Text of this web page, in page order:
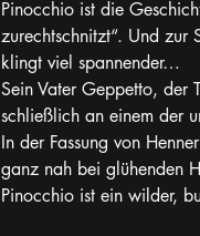
Pinocchio ist die
zurechtschnitzt“. Und zur
klingt viel spannender…
Sein Vater Geppetto, der
schließlich an einem der
In der Fassung von
ganz nah bei glühenden
Pinocchio ist ein wilder,